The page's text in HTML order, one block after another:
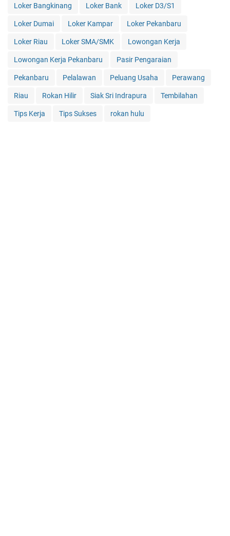
Loker Bangkinang Loker Bank Loker D3/S1
Loker Dumai Loker Kampar Loker Pekanbaru
Loker Riau Loker SMA/SMK Lowongan Kerja
Lowongan Kerja Pekanbaru Pasir Pengaraian
Pekanbaru Pelalawan Peluang Usaha Perawang
Riau Rokan Hilir Siak Sri Indrapura Tembilahan
Tips Kerja Tips Sukses rokan hulu